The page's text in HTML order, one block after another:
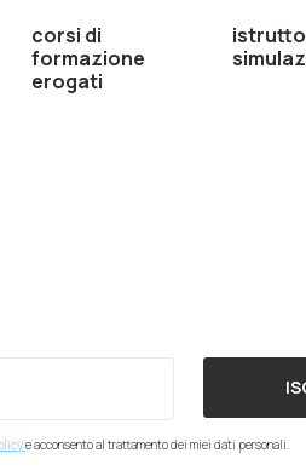
corsi di
formazione
erogati
e acconsento al trattamento dei miei dati personali.